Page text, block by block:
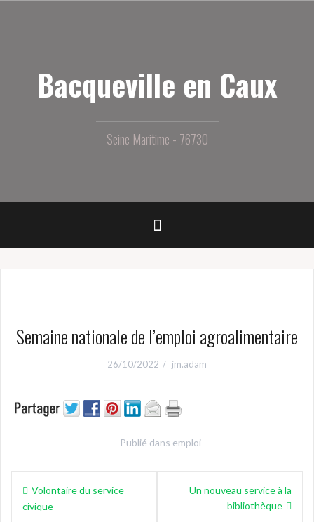
Bacqueville en Caux
Seine Maritime - 76730
Semaine nationale de l’emploi agroalimentaire
26/10/2022 jm.adam
Publié dans emploi
Navigation
de Volontaire du service
civique
Un nouveau service à la
bibliothèque